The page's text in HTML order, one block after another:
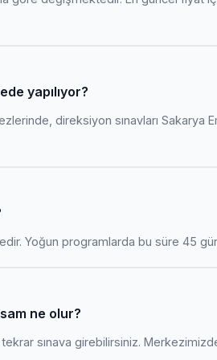
yapılıyor?
direksiyon sınavları Sakarya
Yoğun programlarda bu süre 45
ne olur?
sınava girebilirsiniz.